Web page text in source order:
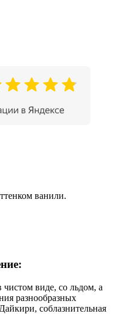
ванили.
чистом виде, со льдом, а
разнообразных
соблазнительная